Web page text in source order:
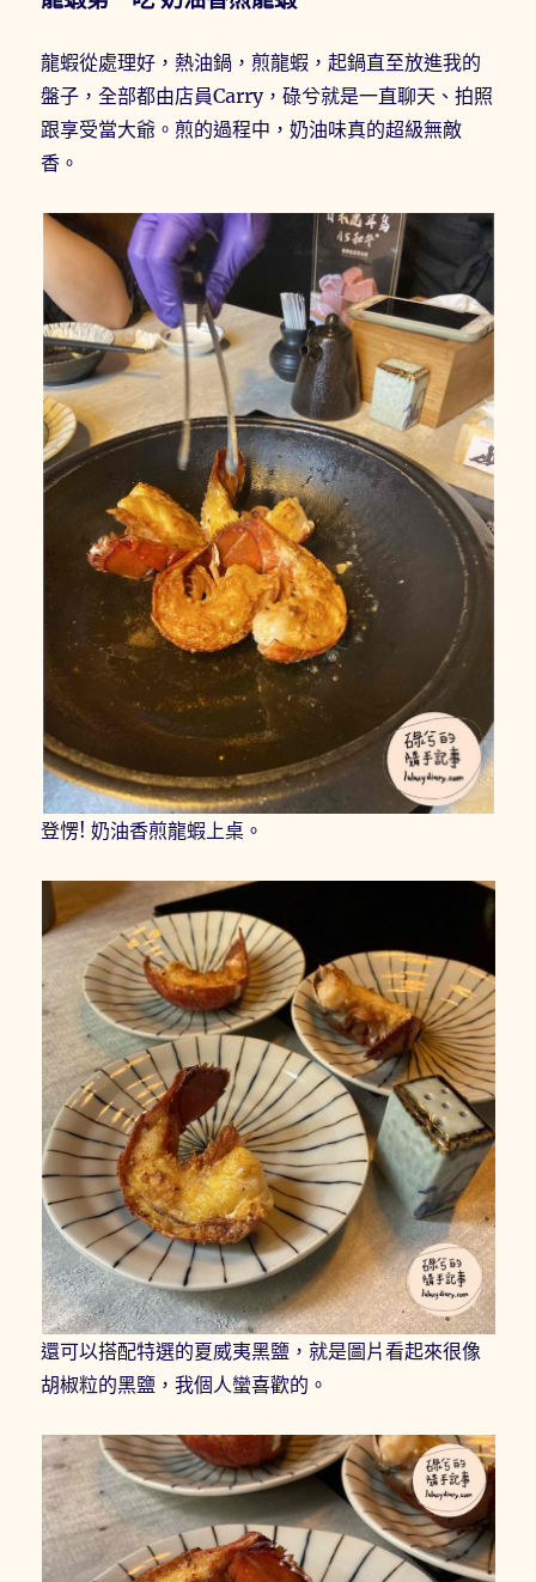
龍蝦從處理好，熱油鍋，煎龍蝦，起鍋直至放進我的
盤子，全部都由店員Carry，碌兮就是一直聊天、拍照
跟享受當大爺。煎的過程中，奶油味真的超級無敵
香。
登愣! 奶油香煎龍蝦上桌。
還可以搭配特選的夏威夷黑鹽，就是圖片看起來很像
胡椒粒的黑鹽，我個人蠻喜歡的。